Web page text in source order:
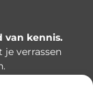
van kennis.
je verrassen